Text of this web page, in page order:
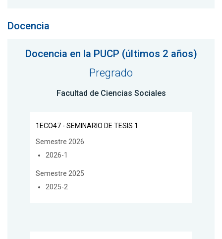
Docencia
Docencia en la PUCP (últimos 2 años)
Pregrado
Facultad de Ciencias Sociales
1ECO47 - SEMINARIO DE TESIS 1
Semestre 2026
2026-1
Semestre 2025
2025-2